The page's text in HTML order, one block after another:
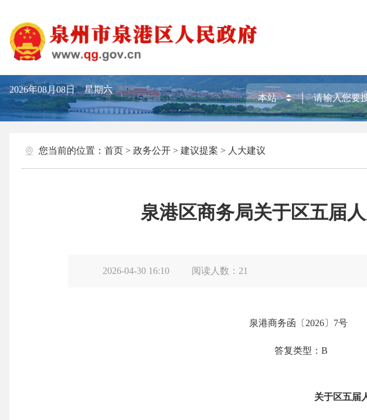
2026年08月08日 星期六
您当前的位置： 首页 > 政务公开 > 建议提案 > 人大建议
泉港区商务局关于区五届
2026-04-30 16:10 阅读人数： 21
泉港商务函〔 2026〕 7号
答复类型： B
关于区五届